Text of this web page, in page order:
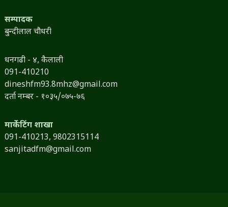
सम्पादक
बुन्दीलाल चौधरी
धनगढी - ४, कैलाली
091-410210
dineshfm93.8mhz@gmail.com
दर्ता नम्बर - १०३५/०७५-७६
मार्केटिंग शाखा
091-410213, 9802315114
sanjitadfm@gmail.com